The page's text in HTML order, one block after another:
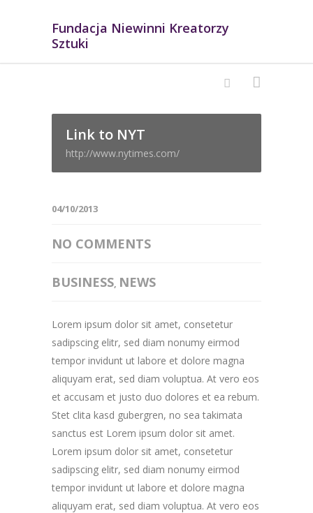
Fundacja Niewinni Kreatorzy
Sztuki
Link to NYT
http://www.nytimes.com/
04/10/2013
NO COMMENTS
BUSINESS, NEWS
Lorem ipsum dolor sit amet, consetetur
sadipscing elitr, sed diam nonumy eirmod
tempor invidunt ut labore et dolore magna
aliquyam erat, sed diam voluptua. At vero eos
et accusam et justo duo dolores et ea rebum.
Stet clita kasd gubergren, no sea takimata
sanctus est Lorem ipsum dolor sit amet.
Lorem ipsum dolor sit amet, consetetur
sadipscing elitr, sed diam nonumy eirmod
tempor invidunt ut labore et dolore magna
aliquyam erat, sed diam voluptua. At vero eos